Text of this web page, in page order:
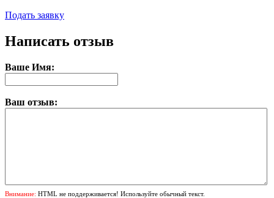
Подать заявку
Написать отзыв
Ваше Имя:
Ваш отзыв:
Внимание: HTML не поддерживается! Используйте обычный текст.